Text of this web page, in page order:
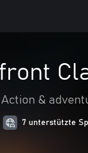
Action &
7 unterstützte